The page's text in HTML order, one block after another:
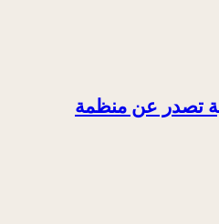
تصدر عن منظمة